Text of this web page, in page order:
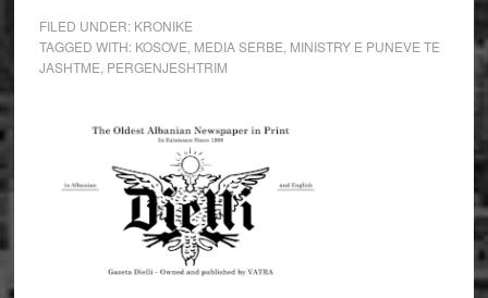
FILED UNDER: KRONIKE
TAGGED WITH: KOSOVE MEDIA SERBE MINISTRY E PUNEVE TE
JASHTME PERGENJESHTRIM